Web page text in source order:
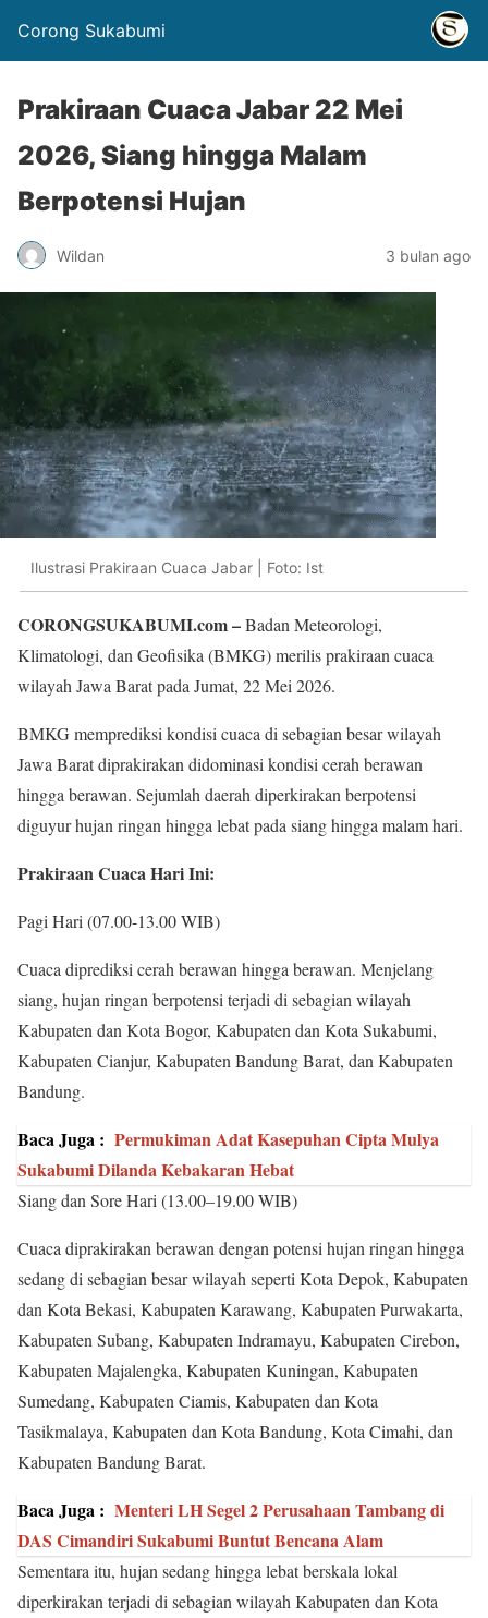
Corong Sukabumi
Prakiraan Cuaca Jabar 22 Mei
2026, Siang hingga Malam
Berpotensi Hujan
Wildan 3 bulan ago
Ilustrasi Prakiraan Cuaca Jabar | Foto: Ist
CORONGSUKABUMI.com –Badan Meteorologi,
Klimatologi, dan Geofisika (BMKG) merilis prakiraan cuaca
wilayah Jawa Barat pada Jumat, 22 Mei 2026.
BMKG memprediksi kondisi cuaca di sebagian besar wilayah
Jawa Barat diprakirakan didominasi kondisi cerah berawan
hingga berawan. Sejumlah daerah diperkirakan berpotensi
diguyur hujan ringan hingga lebat pada siang hingga malam hari.
Prakiraan Cuaca Hari Ini:
Pagi Hari (07.00-13.00 WIB)
Cuaca diprediksi cerah berawan hingga berawan. Menjelang
siang, hujan ringan berpotensi terjadi di sebagian wilayah
Kabupaten dan Kota Bogor, Kabupaten dan Kota Sukabumi,
Kabupaten Cianjur, Kabupaten Bandung Barat, dan Kabupaten
Bandung.
Baca Juga : Permukiman Adat Kasepuhan Cipta Mulya
Sukabumi Dilanda Kebakaran Hebat
Siang dan Sore Hari (13.00–19.00 WIB)
Cuaca diprakirakan berawan dengan potensi hujan ringan hingga
sedang di sebagian besar wilayah seperti Kota Depok, Kabupaten
dan Kota Bekasi, Kabupaten Karawang, Kabupaten Purwakarta,
Kabupaten Subang, Kabupaten Indramayu, Kabupaten Cirebon,
Kabupaten Majalengka, Kabupaten Kuningan, Kabupaten
Sumedang, Kabupaten Ciamis, Kabupaten dan Kota
Tasikmalaya, Kabupaten dan Kota Bandung, Kota Cimahi, dan
Kabupaten Bandung Barat.
Baca Juga : Menteri LH Segel 2 Perusahaan Tambang di
DAS Cimandiri Sukabumi Buntut Bencana Alam
Sementara itu, hujan sedang hingga lebat berskala lokal
diperkirakan terjadi di sebagian wilayah Kabupaten dan Kota